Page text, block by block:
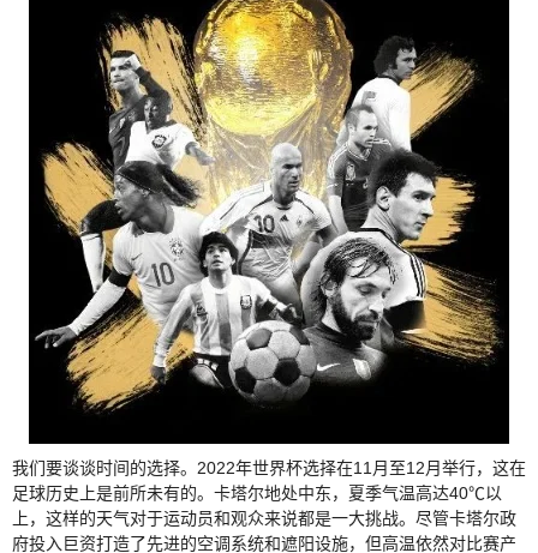
我们要谈谈时间的选择。2022年世界杯选择在11月至12月举行，这在
足球历史上是前所未有的。卡塔尔地处中东，夏季气温高达40℃以
上，这样的天气对于运动员和观众来说都是一大挑战。尽管卡塔尔政
府投入巨资打造了先进的空调系统和遮阳设施，但高温依然对比赛产